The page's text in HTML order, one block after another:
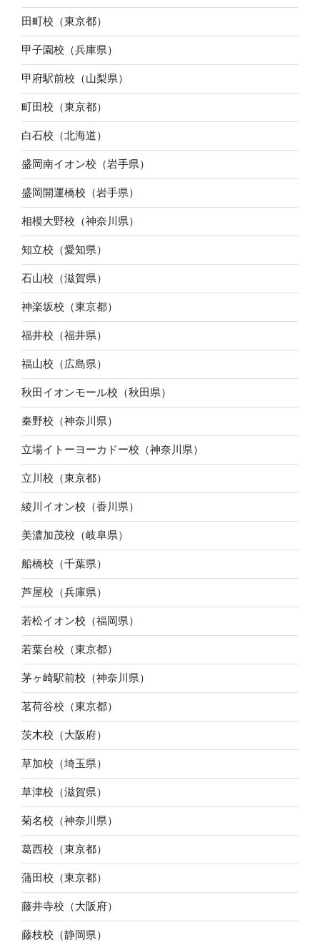
田町校（東京都）
甲子園校（兵庫県）
甲府駅前校（山梨県）
町田校（東京都）
白石校（北海道）
盛岡南イオン校（岩手県）
盛岡開運橋校（岩手県）
相模大野校（神奈川県）
知立校（愛知県）
石山校（滋賀県）
神楽坂校（東京都）
福井校（福井県）
福山校（広島県）
秋田イオンモール校（秋田県）
秦野校（神奈川県）
立場イトーヨーカドー校（神奈川県）
立川校（東京都）
綾川イオン校（香川県）
美濃加茂校（岐阜県）
船橋校（千葉県）
芦屋校（兵庫県）
若松イオン校（福岡県）
若葉台校（東京都）
茅ヶ崎駅前校（神奈川県）
茗荷谷校（東京都）
茨木校（大阪府）
草加校（埼玉県）
草津校（滋賀県）
菊名校（神奈川県）
葛西校（東京都）
蒲田校（東京都）
藤井寺校（大阪府）
藤枝校（静岡県）